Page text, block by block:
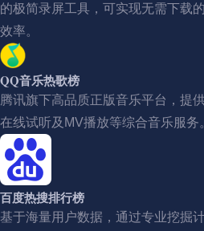
的极简录屏工具，可实现无需下载
效率。
QQ音乐热歌榜
腾讯旗下高品质正版音乐平台，提
在线试听及MV播放等综合音乐服务
百度热搜排行榜
基于海量用户数据，通过专业挖掘